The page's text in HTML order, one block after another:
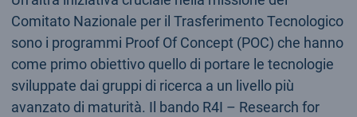
Comitato Nazionale per il Trasferimento Tecnologico
sono i programmi Proof Of Concept (POC) che hanno
come primo obiettivo quello di portare le tecnologie
sviluppate dai gruppi di ricerca a un livello più
avanzato di maturità. Il bando R4I – Research for